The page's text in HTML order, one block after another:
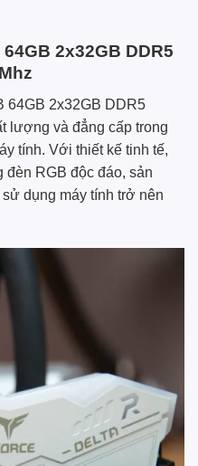
2x32GB DDR5
64GB 2x32GB DDR5
lượng và đẳng cấp trong
tính. Với thiết kế tinh tế,
RGB độc đáo, sản
dụng máy tính trở nên